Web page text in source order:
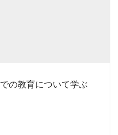
の教育について学ぶ